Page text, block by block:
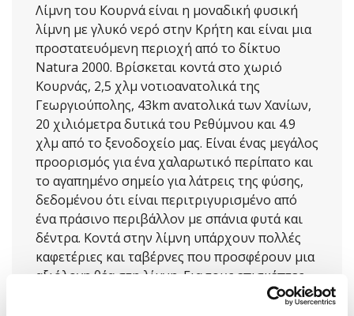
Λίμνη του Κουρνά είναι η μοναδική φυσική
λίμνη με γλυκό νερό στην Κρήτη και είναι μια
προστατευόμενη περιοχή από το δίκτυο
Natura 2000. Βρίσκεται κοντά στο χωριό
Κουρνάς, 2,5 χλμ νοτιοανατολικά της
Γεωργιούπολης, 43km ανατολικά των Χανίων,
20 χιλιόμετρα δυτικά του Ρεθύμνου και 4.9
χλμ από το ξενοδοχείο μας. Είναι ένας μεγάλος
προορισμός για ένα χαλαρωτικό περίπατο και
το αγαπημένο σημείο για λάτρεις της φύσης,
δεδομένου ότι είναι περιτριγυρισμένο από
ένα πράσινο περιβάλλον με σπάνια φυτά και
δέντρα. Κοντά στην λίμνη υπάρχουν πολλές
καφετέριες και ταβέρνες που προσφέρουν μια
αξιόλογη θέα στη λίμνη. Για τους επισκέπτες
που θέλουν να εξερευνήσουν τη λίμνη, είναι